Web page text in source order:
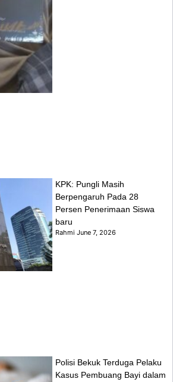
KPK: Pungli Masih
Berpengaruh Pada 28
Persen Penerimaan Siswa
baru
RahmiJune 7, 2026
Polisi Bekuk Terduga Pelaku
Kasus Pembuang Bayi dalam